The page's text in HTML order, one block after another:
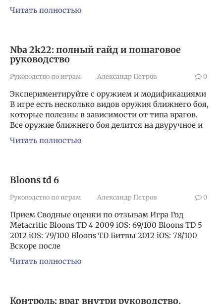
Читать полностью
Nba 2k22: полный гайд и пошаговое
руководство
Руководство по играм Александр Петров 0
Экспериментируйте с оружием и модификациями
В игре есть несколько видов оружия ближнего боя,
которые полезны в зависимости от типа врагов.
Все оружие ближнего боя делится на двуручное и
Читать полностью
Bloons td 6
Руководство по играм Александр Петров 0
Прием Сводные оценки по отзывам Игра Год
Metacritic Bloons TD 4 2009 iOS: 69/100 Bloons TD 5
2012 iOS: 79/100 Bloons TD Битвы 2012 iOS: 78/100
Вскоре после
Читать полностью
Контроль: враг внутри руководство,